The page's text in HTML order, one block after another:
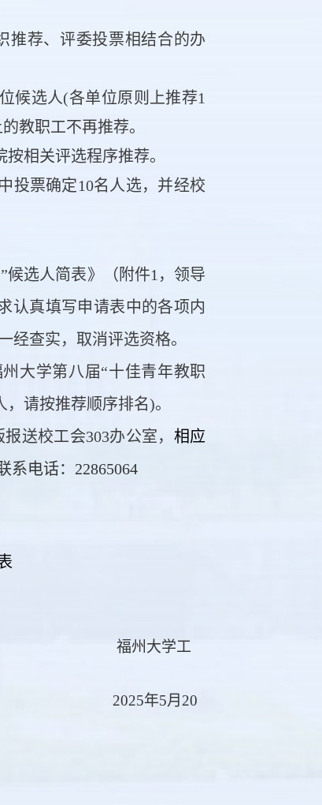
推荐、评委投票相结合的办
候选人(各单位原则上推荐1
教职工不再推荐。
相关评选程序推荐。
投票确定10名人选，并经校
候选人简表》（附件1，领导
认真填写申请表中的各项内
经查实，取消评选资格。
大学第八届“十佳青年教职
请按推荐顺序排名)。
送校工会303办公室， 相应
系电话：22865064
大学工
年5月20